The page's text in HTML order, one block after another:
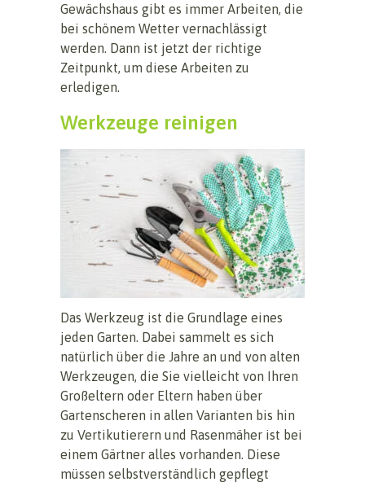
Gewächshaus gibt es immer Arbeiten, die
bei schönem Wetter vernachlässigt
werden. Dann ist jetzt der richtige
Zeitpunkt, um diese Arbeiten zu
erledigen.
Werkzeuge reinigen
Das Werkzeug ist die Grundlage eines
jeden Garten. Dabei sammelt es sich
natürlich über die Jahre an und von alten
Werkzeugen, die Sie vielleicht von Ihren
Großeltern oder Eltern haben über
Gartenscheren in allen Varianten bis hin
zu Vertikutierern und Rasenmäher ist bei
einem Gärtner alles vorhanden. Diese
müssen selbstverständlich gepflegt